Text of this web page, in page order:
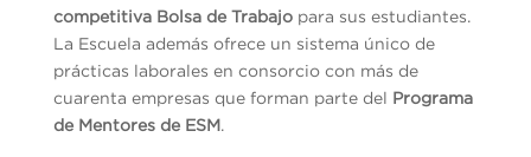
competitiva Bolsa de Trabajopara sus estudiantes.
La Escuela además ofrece un sistema único de
prácticas laborales en consorcio con más de
cuarenta empresas que forman parte del Programa
de Mentores de ESM.